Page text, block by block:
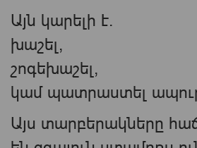
Այն կարելի է.
խաշել,
շոգեխաշել,
կամ պատրաստել
Այս տարբերակները